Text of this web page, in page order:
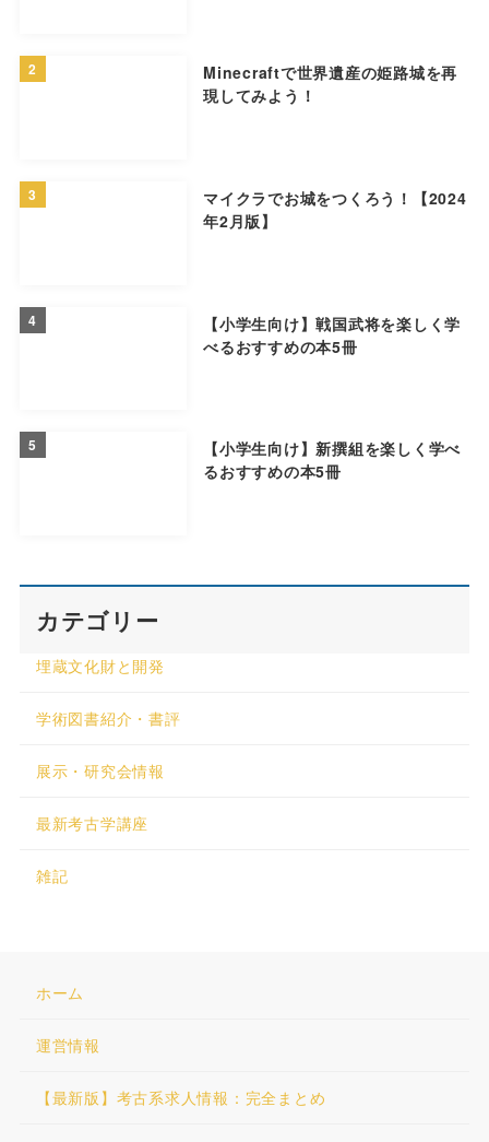
2
Minecraftで世界遺産の姫路城を再
現してみよう！
3
マイクラでお城をつくろう！【2024
年2月版】
4
【小学生向け】戦国武将を楽しく学
べるおすすめの本5冊
5
【小学生向け】新撰組を楽しく学べ
るおすすめの本5冊
カテゴリー
埋蔵文化財と開発
学術図書紹介・書評
展示・研究会情報
最新考古学講座
雑記
ホーム
運営情報
【最新版】考古系求人情報：完全まとめ